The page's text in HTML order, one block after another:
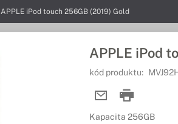
APPLE iPod touch 256GB (2019) Gold
APPLE iPod
kód produktu:
Kapacita 256GB